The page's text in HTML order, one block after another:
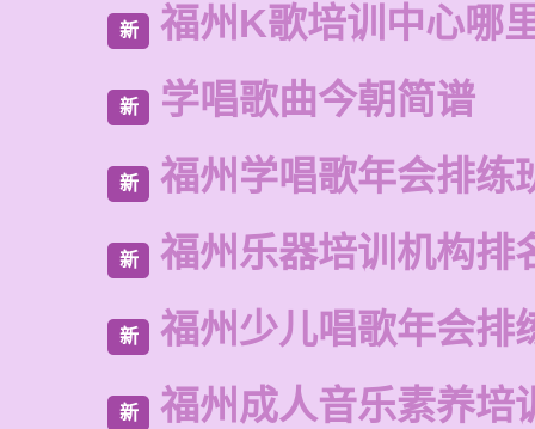
新 福州K歌培训中心哪
新 学唱歌曲今朝简谱
新 福州学唱歌年会排练
新 福州乐器培训机构排
新 福州少儿唱歌年会排
新 福州成人音乐素养培